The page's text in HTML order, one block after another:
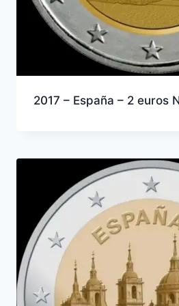
2017 – España – 2 euros